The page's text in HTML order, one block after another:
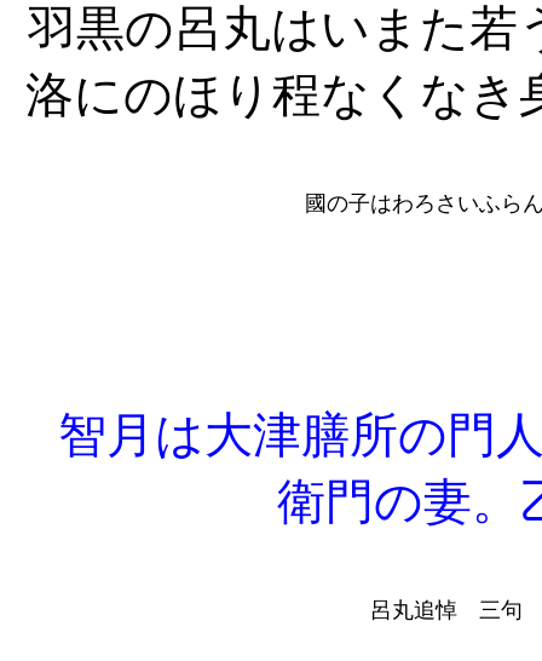
羽黒の呂丸はいまた若
洛にのほり程なくなき
國の子はわろさいふら
智月は大津膳所の門
衛門の妻。
呂丸追悼 三句